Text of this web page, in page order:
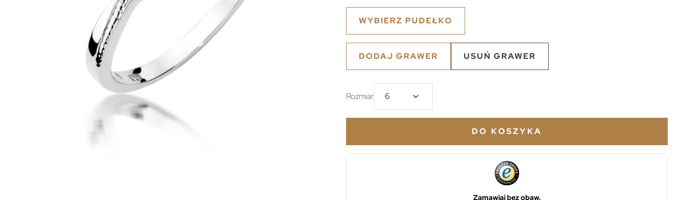
WYBIERZ PUDEŁKO
DODAJ GRAWER USUŃ GRAWER
Rozmiar
DO KOSZYKA